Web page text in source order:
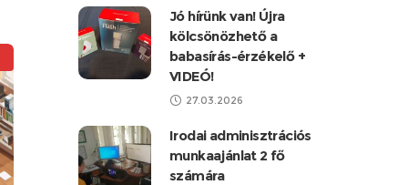
Jó hírünk van! Újra
kölcsönözhető a
babasírás-érzékelő +
VIDEÓ!
27.03.2026
Irodai adminisztrációs
munkaajánlat 2 fő
számára